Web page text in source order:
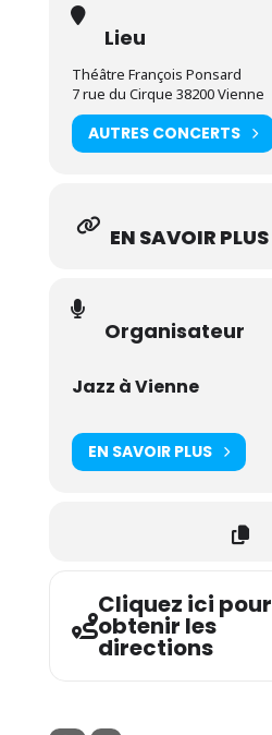
Lieu
Théâtre François Ponsard
7 rue du Cirque 38200 Vienne
AUTRES CONCERTS
EN SAVOIR PLUS
Organisateur
Jazz à Vienne
EN SAVOIR PLUS
Cliquez ici pour
obtenir les
directions